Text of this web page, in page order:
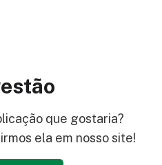
que gostaria?
ela em nosso site!